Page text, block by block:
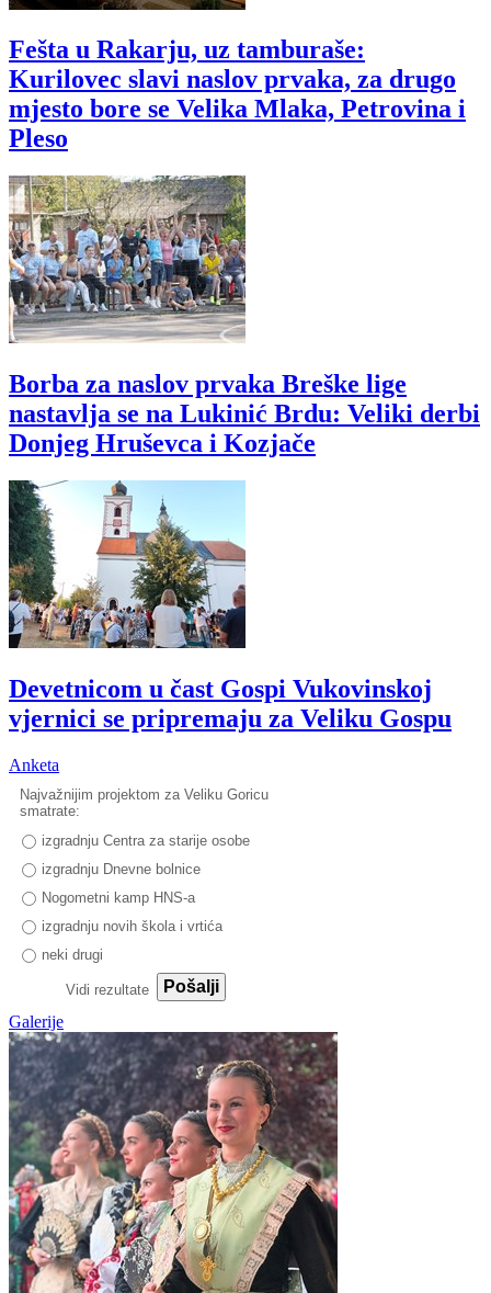
Fešta u Rakarju, uz tamburaše:
Kurilovec slavi naslov prvaka, za drugo
mjesto bore se Velika Mlaka, Petrovina i
Pleso
Borba za naslov prvaka Breške lige
nastavlja se na Lukinić Brdu: Veliki derbi
Donjeg Hruševca i Kozjače
Devetnicom u čast Gospi Vukovinskoj
vjernici se pripremaju za Veliku Gospu
Anketa
Najvažnijim projektom za Veliku Goricu
smatrate:
izgradnju Centra za starije osobe
izgradnju Dnevne bolnice
Nogometni kamp HNS-a
izgradnju novih škola i vrtića
neki drugi
Vidi rezultate
Pošalji
Galerije